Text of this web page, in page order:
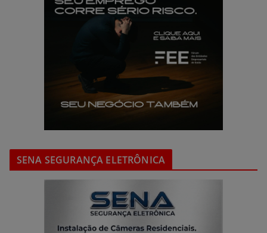
SENA SEGURANÇA ELETRÔNICA